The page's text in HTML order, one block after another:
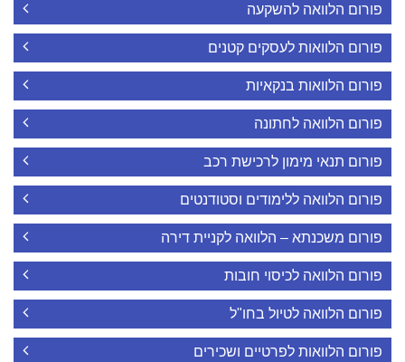
פורום הלוואה להשקעה
פורום הלוואות לעסקים קטנים
פורום הלוואות בנקאיות
פורום הלוואה לחתונה
פורום תנאי מימון לרכישת רכב
פורום הלוואה ללימודים וסטודנטים
פורום משכנתא – הלוואה לקניית דירה
פורום הלוואה לכיסוי חובות
פורום הלוואה לטיול בחו"ל
פורום הלוואות לפרטיים ושכירים